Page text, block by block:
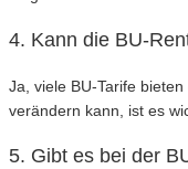
4. Kann die BU-
Ja, viele BU-Tarife
verändern kann, ist es
5. Gibt es bei der